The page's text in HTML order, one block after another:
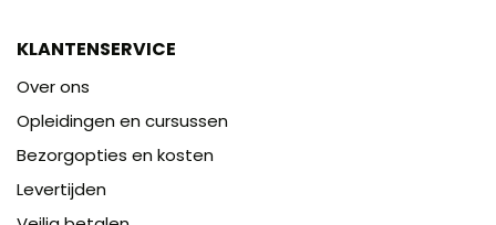
KLANTENSERVICE
Over ons
Opleidingen en cursussen
Bezorgopties en kosten
Levertijden